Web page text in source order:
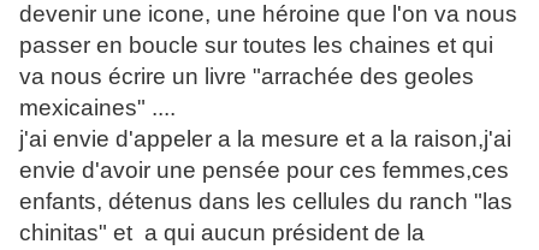
devenir une icone, une héroine que l'on va nous
passer en boucle sur toutes les chaines et qui
va nous écrire un livre "arrachée des geoles
mexicaines" ....
j'ai envie d'appeler a la mesure et a la raison,j'ai
envie d'avoir une pensée pour ces femmes,ces
enfants, détenus dans les cellules du ranch "las
chinitas" et a qui aucun président de la